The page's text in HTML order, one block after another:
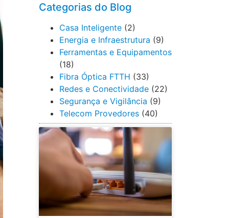
Categorias do Blog
Casa Inteligente(2)
Energia e Infraestrutura (9)
Ferramentas e Equipamentos
(18)
Fibra Óptica FTTH (33)
Redes e Conectividade(22)
Segurança e Vigilância (9)
Telecom Provedores(40)